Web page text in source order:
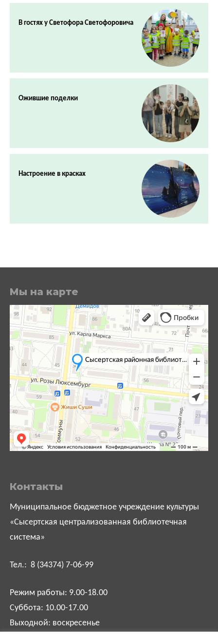
В гостях у Светофора Светофоровича
Ожившие поделки
Настроение в красках
Мы на карте
Контакты
Муниципальное бюджетное учреждение культуры
«Сысертская централизованная библиотечная
система»
Тел.: 8 (34374) 7-06-99
Режим работы: 9.00-18.00
Суббота: 10.00-17.00
Выходной: воскресенье